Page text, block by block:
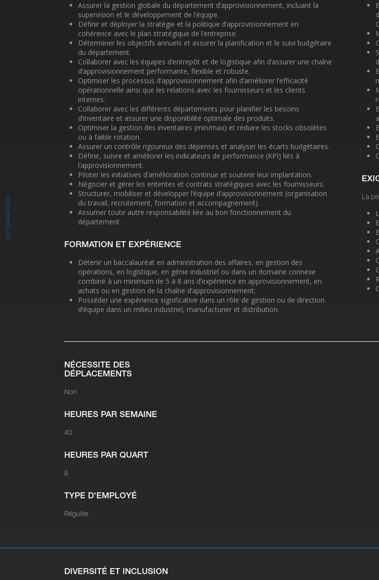
INFORMATIONS
Assurer la gestion globale du département d’approvisionnement, incluant la
supervision et le développement de l’équipe.
Définir et déployer la stratégie et la politique d’approvisionnement en
cohérence avec le plan stratégique de l’entreprise.
Déterminer les objectifs annuels et assurer la planification et le suivi budgétaire
du département.
Collaborer avec les équipes d’entrepôt et de logistique afin d’assurer une chaîne
d’approvisionnement performante, flexible et robuste.
Optimiser les processus d’approvisionnement afin d’améliorer l’efficacité
opérationnelle ainsi que les relations avec les fournisseurs et les clients
internes.
Collaborer avec les différents départements pour planifier les besoins
d’inventaire et assurer une disponibilité optimale des produits.
Optimiser la gestion des inventaires (min/max) et réduire les stocks obsolètes
ou à faible rotation.
Assurer un contrôle rigoureux des dépenses et analyser les écarts budgétaires.
Définir, suivre et améliorer les indicateurs de performance (KPI) liés à
l’approvisionnement.
Piloter les initiatives d’amélioration continue et soutenir leur implantation.
Négocier et gérer les ententes et contrats stratégiques avec les fournisseurs.
Structurer, mobiliser et développer l’équipe d’approvisionnement (organisation
du travail, recrutement, formation et accompagnement).
Assumer toute autre responsabilité liée au bon fonctionnement du
département.
FORMATION ET EXPÉRIENCE
Détenir un baccalauréat en administration des affaires, en gestion des
opérations, en logistique, en génie industriel ou dans un domaine connexe
combiné à un minimum de 5 à 8 ans d’expérience en approvisionnement, en
achats ou en gestion de la chaîne d’approvisionnement;
Posséder une expérience significative dans un rôle de gestion ou de direction
d’équipe dans un milieu industriel, manufacturier et distribution.
La
NÉCESSITE DES
DÉPLACEMENTS
Non
HEURES PAR SEMAINE
40
HEURES PAR QUART
8
TYPE D'EMPLOYÉ
Régulier
DIVERSITÉ ET INCLUSION